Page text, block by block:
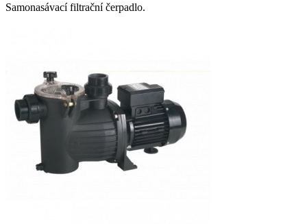
Samonasávací filtrační čerpadlo.
Pridať do košíka